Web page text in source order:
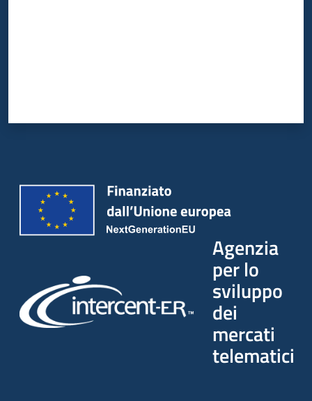
Agenzia
per lo
sviluppo
dei
mercati
telematici